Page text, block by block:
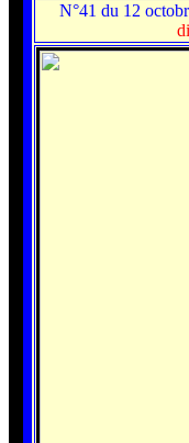
N°41 du 12